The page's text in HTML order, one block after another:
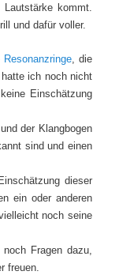
kommt.
und dafür voller.
Resonanzringe, die
ich noch nicht
Einschätzung
der Klangbogen
sind und einen
dieser
ein oder anderen
noch seine
Fragen dazu,
freuen.